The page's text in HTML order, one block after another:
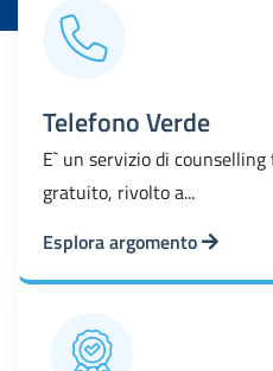
Telefono Verde
E` un servizio di
gratuito, rivolto a...
Esplora argomento